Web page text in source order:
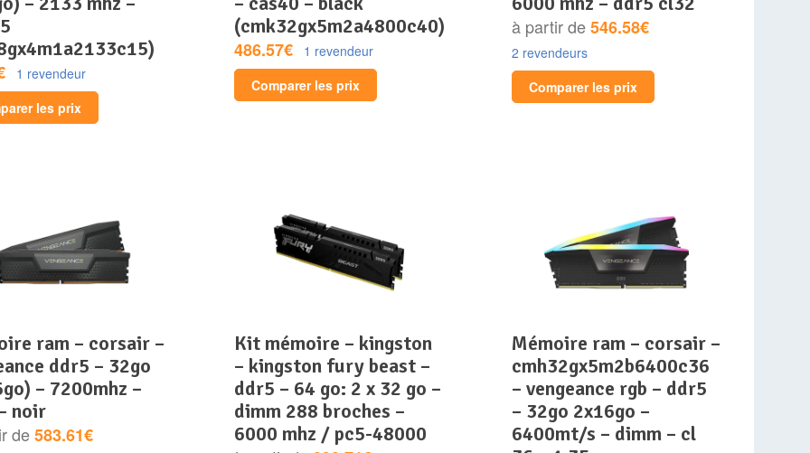
1 revendeur
les prix
(cmk32gx5m2a4800c40)
486.57€
1 revendeur
Comparer les prix
à partir de546.58€
2 revendeurs
Comparer les prix
ddr5 – 32go
– 7200mhz –
noir
de583.61€
kit mémoire – kingston
– kingston fury beast –
ddr5 – 64 go: 2 x 32 go –
dimm 288 broches –
6000 mhz / pc5-48000
mémoire ram – corsair –
cmh32gx5m2b6400c36
– vengeance rgb – ddr5
– 32go 2x16go –
6400mt/s – dimm – cl